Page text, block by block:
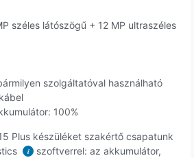
széles látószögű + 12 MP ultraszéles
szolgáltatóval használható
100%
Plus készüléket szakértő csapatunk
i
szoftverrel: az akkumulátor,